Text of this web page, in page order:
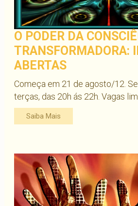
O PODER DA
TRANSFORMADORA:
ABERTAS
Começa em 21 de agosto/12.
terças, das 20h ás 22h. Vagas
Saiba Mais